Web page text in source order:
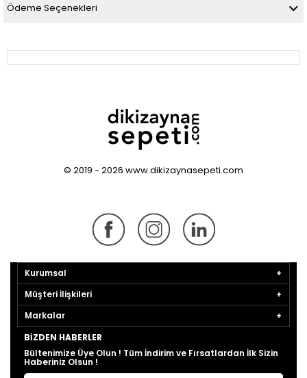
Ödeme Seçenekleri
© 2019 - 2026 www.dikizaynasepeti.com
Kurumsal
Müşteri İlişkileri
Markalar
BIZDEN HABERLER
Bültenimize Üye Olun ! Tüm İndirim ve Fırsatlardan İlk Sizin
Haberiniz Olsun !